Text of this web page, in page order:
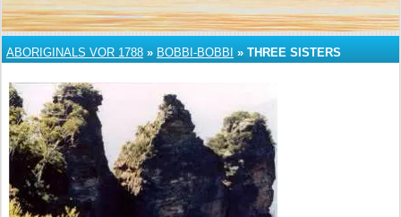
ABORIGINALS VOR 1788 » BOBBI-BOBBI » THREE SISTERS